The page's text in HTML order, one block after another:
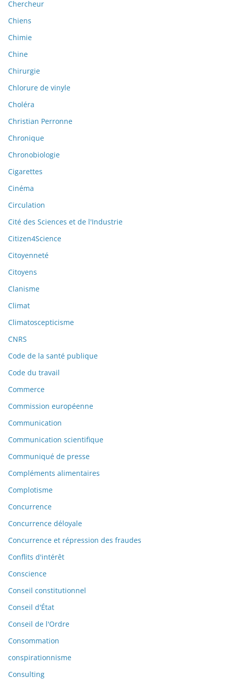
Chercheur
Chiens
Chimie
Chine
Chirurgie
Chlorure de vinyle
Choléra
Christian Perronne
Chronique
Chronobiologie
Cigarettes
Cinéma
Circulation
Cité des Sciences et de l'Industrie
Citizen4Science
Citoyenneté
Citoyens
Clanisme
Climat
Climatoscepticisme
CNRS
Code de la santé publique
Code du travail
Commerce
Commission européenne
Communication
Communication scientifique
Communiqué de presse
Compléments alimentaires
Complotisme
Concurrence
Concurrence déloyale
Concurrence et répression des fraudes
Conflits d'intérêt
Conscience
Conseil constitutionnel
Conseil d'État
Conseil de l'Ordre
Consommation
conspirationnisme
Consulting